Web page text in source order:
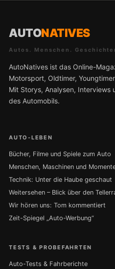
AUTONATIVES
Autos. Menschen.
AutoNatives ist das Online-
Motorsport, Oldtimer,
Mit Storys, Analysen, Interviews
des Automobils.
AUTO-LEBEN
Bücher, Filme und Spiele zum Auto
Menschen, Maschinen und
Technik: Unter die Haube geschaut
Weitersehen – Blick über den
Wir hören uns: Tom kommentiert
Zeit-Spiegel „Auto-Werbung“
TESTS & PROBEFAHRTEN
Auto-Tests & Fahrberichte